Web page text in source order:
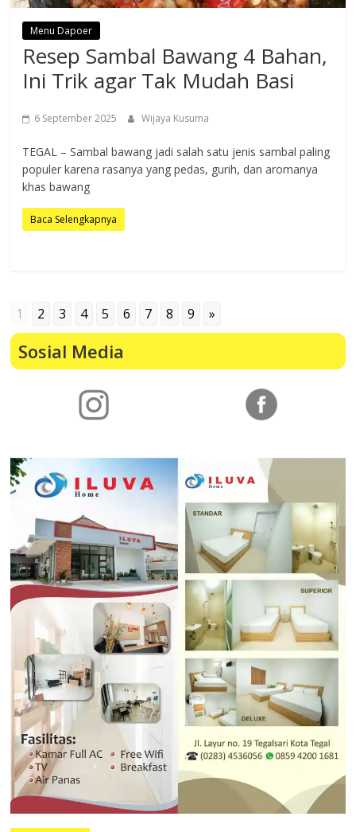
Menu Dapoer
Resep Sambal Bawang 4 Bahan,
Ini Trik agar Tak Mudah Basi
6 September 2025 Wijaya Kusuma
TEGAL – Sambal bawang jadi salah satu jenis sambal paling
populer karena rasanya yang pedas, gurih, dan aromanya
khas bawang
Baca Selengkapnya
1 2 3 4 5 6 7 8 9 »
Sosial Media